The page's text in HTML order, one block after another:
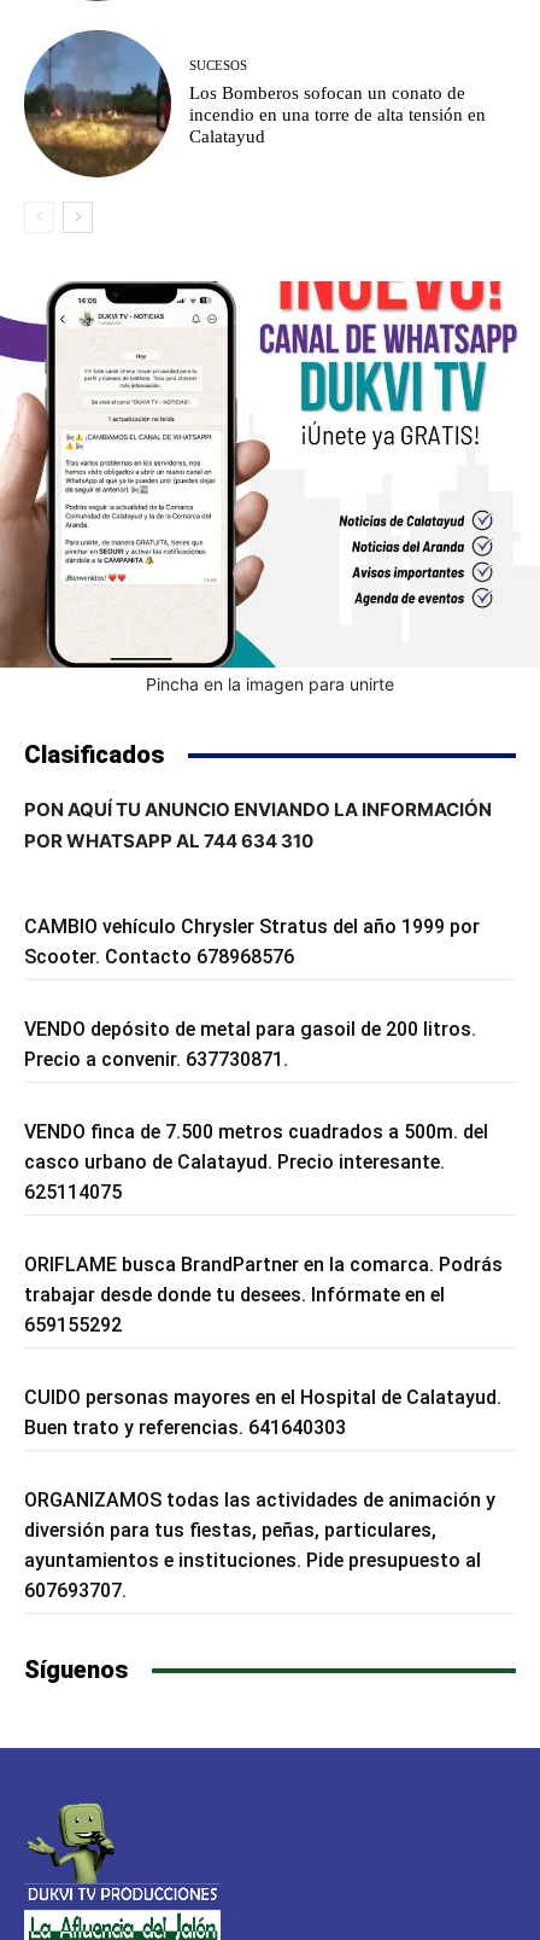
SUCESOS
Los Bomberos sofocan un conato de
incendio en una torre de alta tensión en
Calatayud
Pincha en la imagen para unirte
Clasificados
PON AQUÍ TU ANUNCIO ENVIANDO LA INFORMACIÓN
POR WHATSAPP AL 744 634 310
CAMBIO vehículo Chrysler Stratus del año 1999 por
Scooter. Contacto 678968576
VENDO depósito de metal para gasoil de 200 litros.
Precio a convenir. 637730871.
VENDO finca de 7.500 metros cuadrados a 500m. del
casco urbano de Calatayud. Precio interesante.
625114075
ORIFLAME busca BrandPartner en la comarca. Podrás
trabajar desde donde tu desees. Infórmate en el
659155292
CUIDO personas mayores en el Hospital de Calatayud.
Buen trato y referencias. 641640303
ORGANIZAMOS todas las actividades de animación y
diversión para tus fiestas, peñas, particulares,
ayuntamientos e instituciones. Pide presupuesto al
607693707.
Síguenos